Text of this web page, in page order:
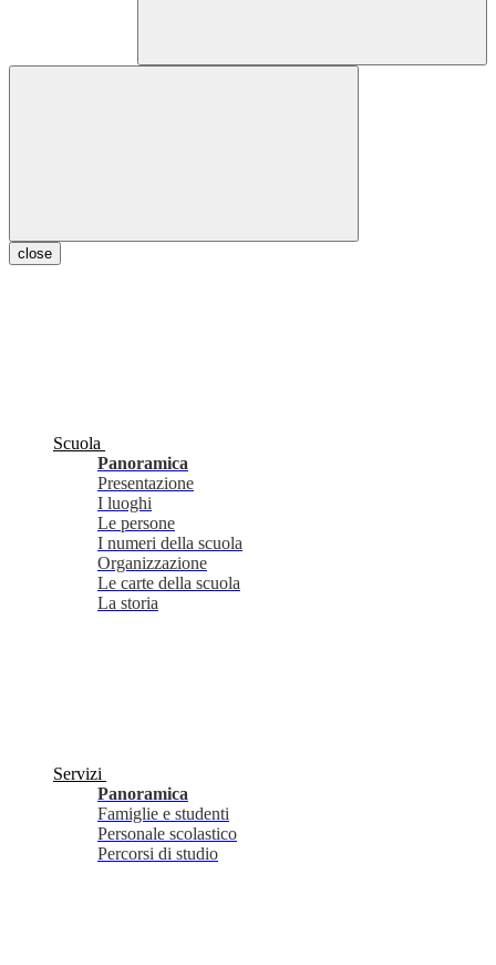
close
Scuola
Panoramica
Presentazione
I luoghi
Le persone
I numeri della scuola
Organizzazione
Le carte della scuola
La storia
Servizi
Panoramica
Famiglie e studenti
Personale scolastico
Percorsi di studio